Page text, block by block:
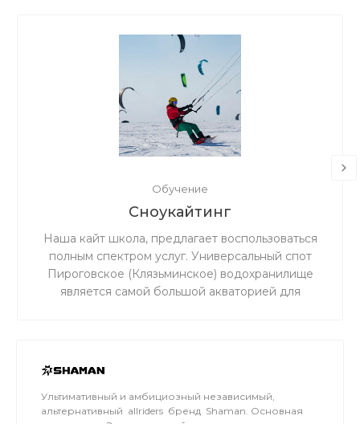
Обучение
Сноукайтинг
Наша кайт школа, предлагает воспользоваться
полным спектром услуг. Универсальный спот
Пироговское (Клязьминское) водохранилище
является самой большой акваторией для
Ультимативный и амбициозный независимый,
альтернативный allriders бренд Shaman. Основная